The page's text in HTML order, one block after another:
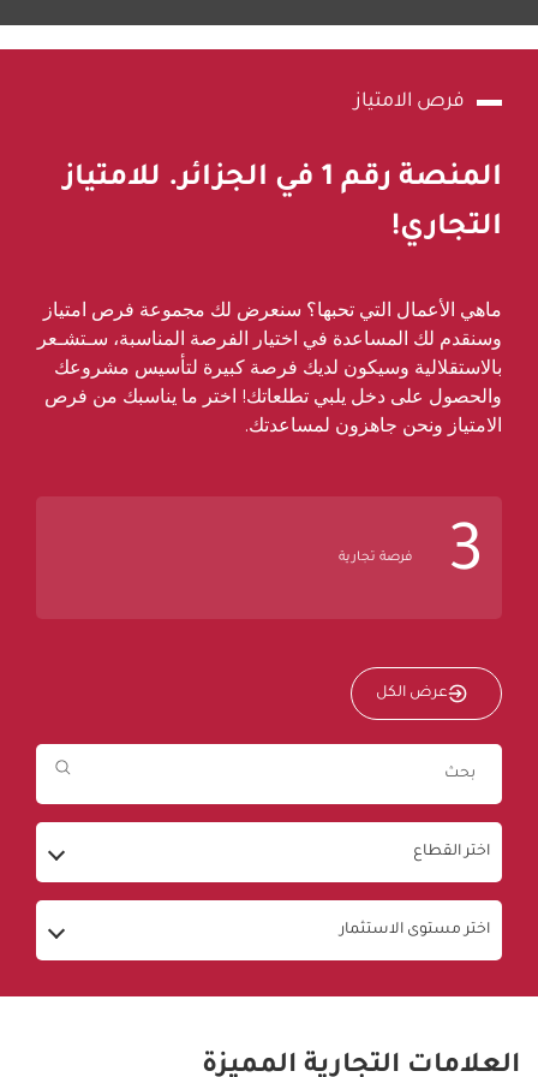
فرص الامتياز
المنصة رقم 1 في الجزائر. للامتياز
التجاري!
ماهي الأعمال التي تحبها؟ سنعرض لك مجموعة فرص امتياز
وسنقدم لك المساعدة في اختيار الفرصة المناسبة، سـتشـعر
بالاستقلالية وسيكون لديك فرصة كبيرة لتأسيس مشروعك
والحصول على دخل يلبي تطلعاتك! اختر ما يناسبك من فرص
الامتياز ونحن جاهزون لمساعدتك.
3 فرصة تجارية
عرض الكل
اختر القطاع
اختر مستوى الاستثمار
العلامات التجارية المميزة